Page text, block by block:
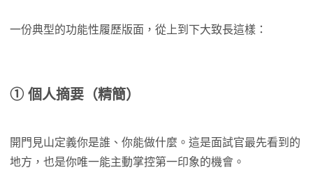
一份典型的功能性履歷版面，從上到下大致長這樣：
① 個人摘要（精簡）
開門見山定義你是誰、你能做什麼。這是面試官最先看到的
地方，也是你唯一能主動掌控第一印象的機會。